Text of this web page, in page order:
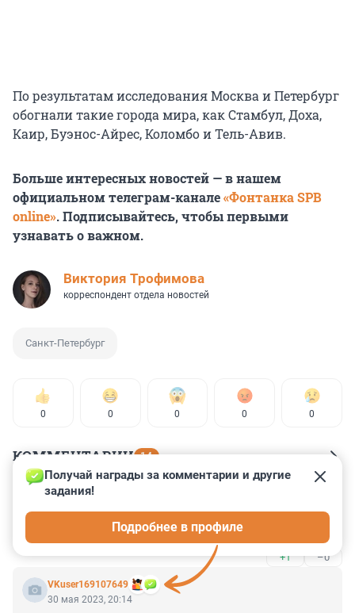
По результатам исследования Москва и Петербург
обогнали такие города мира, как Стамбул, Доха,
Каир, Буэнос-Айрес, Коломбо и Тель-Авив.
Больше интересных новостей — в нашем
официальном телеграм-канале«Фонтанка SPB
online». Подписывайтесь, чтобы первыми
узнавать о важном.
Виктория Трофимова
корреспондент отдела новостей
Санкт-Петербург
0 0 0 0 0
КОММЕНТАРИИ 14
Гость
Но нужно и новые набережные развивать
+1 –0
VKuser169107649
Получай награды за комментарии и другие
задания!
Подробнее в профиле
30 мая 2023, 20:14